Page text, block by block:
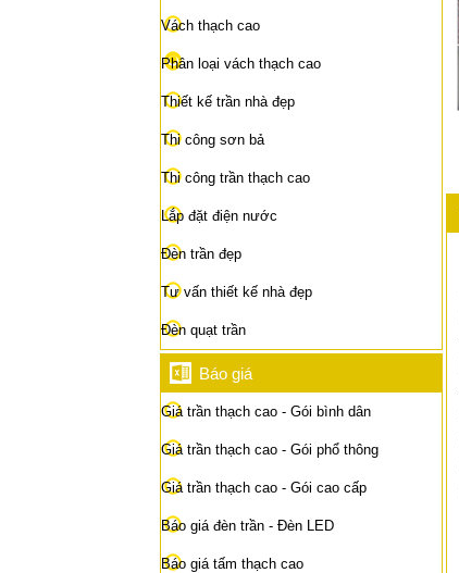
Vách thạch cao
Phân loại vách thạch cao
Thiết kế trần nhà đẹp
Thi công sơn bả
Thi công trần thạch cao
Lắp đặt điện nước
Đèn trần đẹp
Tư vấn thiết kế nhà đẹp
Đèn quạt trần
Báo giá
Giá trần thạch cao - Gói bình dân
Giá trần thạch cao - Gói phổ thông
Giá trần thạch cao - Gói cao cấp
Báo giá đèn trần - Đèn LED
Báo giá tấm thạch cao